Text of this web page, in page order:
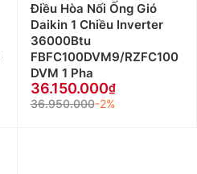
Điều Hòa Nối Ống Gió
Daikin 1 Chiều Inverter
36000Btu
FBFC100DVM9/RZFC100
DVM 1 Pha
36.150.000
36.950.000-2%